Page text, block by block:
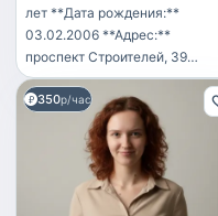
лет **Дата рождения:**
03.02.2006 **Адрес:**
проспект Строителей, 39
**Цель:** няня с
возможностью совмещения
лёгких бытовых обязанностей.
**Образование:** * среднее —
правоохранительные органы.
Курсы « Забота о детях »
350р/час